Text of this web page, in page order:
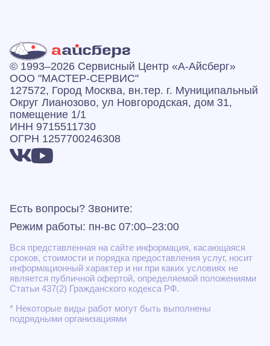
© 1993–2026 Сервисный Центр «А‑Айсберг»
ООО "МАСТЕР-СЕРВИС"
127572, Город Москва, вн.тер. г. Муниципальный
Округ Лианозово, ул Новгородская, дом 31,
помещение 1/1
ИНН 9715511730
ОГРН 1257700246308
Есть вопросы? Звоните:
Режим работы: пн-вс 07:00–23:00
Вся представленная на сайте информация, касающаяся
сроков, стоимости и порядка предоставления услуг, носит
информационный характер и ни при каких условиях не
является публичной офертой, определяемой положениями
Статьи 437(2) Гражданского кодекса РФ.
* Некоторые виды работ могут быть выполнены
подрядными организациями